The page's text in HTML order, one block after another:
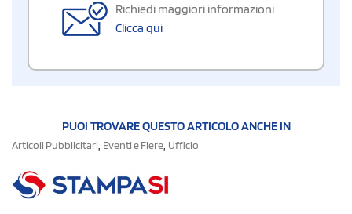
Richiedi maggiori informazioni
Clicca qui
PUOI TROVARE QUESTO ARTICOLO ANCHE IN
Articoli Pubblicitari, Eventi e Fiere, Ufficio